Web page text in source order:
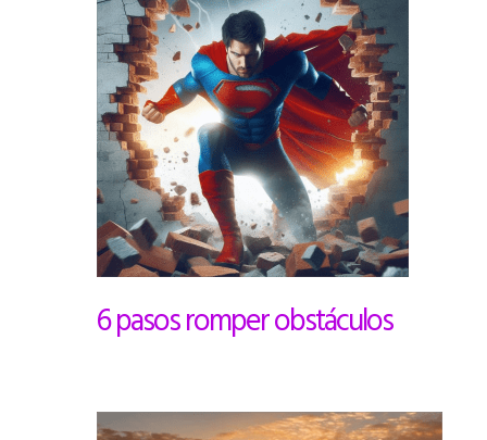
6 pasos romper obstáculos